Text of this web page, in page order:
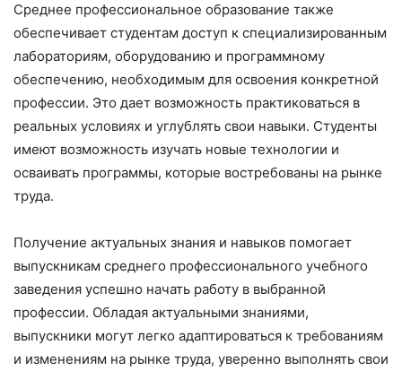
Среднее профессиональное образование также
обеспечивает студентам доступ к специализированным
лабораториям, оборудованию и программному
обеспечению, необходимым для освоения конкретной
профессии. Это дает возможность практиковаться в
реальных условиях и углублять свои навыки. Студенты
имеют возможность изучать новые технологии и
осваивать программы, которые востребованы на рынке
труда.
Получение актуальных знания и навыков помогает
выпускникам среднего профессионального учебного
заведения успешно начать работу в выбранной
профессии. Обладая актуальными знаниями,
выпускники могут легко адаптироваться к требованиям
и изменениям на рынке труда, уверенно выполнять свои